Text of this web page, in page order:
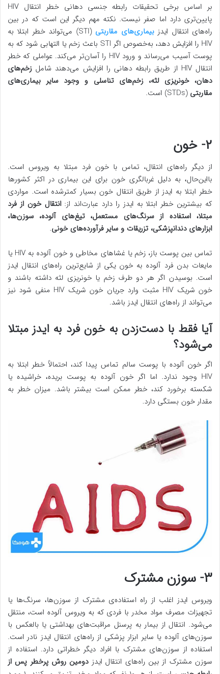
بر اساس برخی تحقیقات رابطه جنسی دهانی خطر انتقال HIV
پایین‌تری دارد اما صفر نیست. نکته مهم دیگر این است که در بین
راه‌های انتقال ایدزبیماری‌های مقاربتی
(STI) می‌تواند خطر ابتلا به
HIV را افزایش دهد، به‌خصوص اگر STI باعث زخم یا التهابی شود که به
پوست آسیب می‌رساند و ورود HIV را آسان‌تر می‌کند. عواملی که خطر
انتقال HIV از طریق رابطه دهانی را افزایش می‌دهند شامل
زخم‌های
دهان، خونریزی لثه، زخم‌های تناسلی و وجود سایر بیماری‌های
مقاربتی (STDs) است.
۲- خون
از دیگر راه‌های انتقال، تماس با خون فرد مبتلا به ویروس است.
بااین‌حال، به دلیل غربالگری خون برای این بیماری در اکثر کشورها
خطر ابتلا به ایدز از طریق انتقال خون بسیار کمترشده است. مواردی
که بیشترین خطر ابتلا به ایدز را دارد عبارت‌اند از:انتقال خون از فرد
مبتلا، استفاده از سرنگ‌های مستعمل، تیغ‌های آلوده، سوزن‌ها،
ابزارهای دندانپزشکی، تزریقات و سایر فرآورده‌های خونی.
تماس بین پوست باز، زخم یا غشاهای مخاطی و خون آلوده به HIV یا
مایعات بدن فرد آلوده به خون یکی از شایع‌ترین راه‌های انتقال ایدز
است. بوسیدن اگر هر دو طرف زخم یا خونریزی لثه داشته باشند و
خون شریک HIV مثبت وارد جریان خون شریک HIV منفی شود نیز
می‌تواند از راه‌های انتقال ایدز باشد.
آیا فقط با دست‌زدن به خون فرد به ایدز مبتلا
می‌شود؟
اگر خون آلوده با پوست سالم تماس پیدا کند، احتمالاً خطر ابتلا به
HIV وجود ندارد. اما اگر خون آلوده به پوست بریده، خراشیده یا
شکسته برخورد کند، خطر ممکن است بیشتر باشد. میزان خطر به
مقدار خون بستگی دارد.
۳- سوزن مشترک
ویروس ایدز اغلب از راه استفاده‌ی مشترک از سوزن‌ها، سرنگ‌ها یا
تجهیزات مصرف مواد مخدر با فردی که به ویروس آلوده است، منتقل
می‌شود. انتقال از بیمار به پرسنل مراقبت‌های بهداشتی یا بالعکس با
سوزن‌های آلوده یا سایر ابزار پزشکی از راه‌های انتقال ایدز نادر است.
استفاده از سوزن‌های مشترک با افراد دیگر خطراتی دارد. استفاده از
سوزن مشترک از بین راه‌های انتقال ایدزدومین روش پرخطر پس از